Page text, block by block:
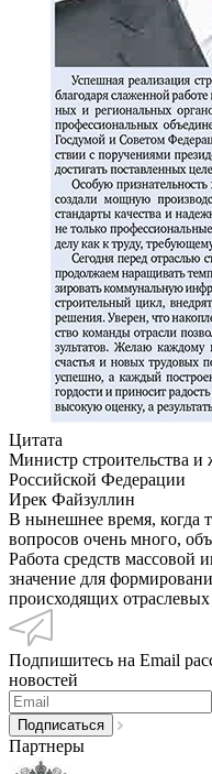
Цитата
Министр строительства
Российской Федерации
Ирек Файзуллин
В нынешнее время, когда
вопросов очень много,
Работа средств массовой
значение для
происходящих
Подпишитесь на Email
новостей
Партнеры